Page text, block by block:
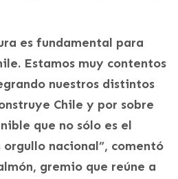
es fundamental para
Estamos muy contentos
nuestros distintos
Chile y por sobre
que no sólo es el
nacional”, comentó
gremio que reúne a